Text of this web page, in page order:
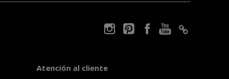
Atención al cliente